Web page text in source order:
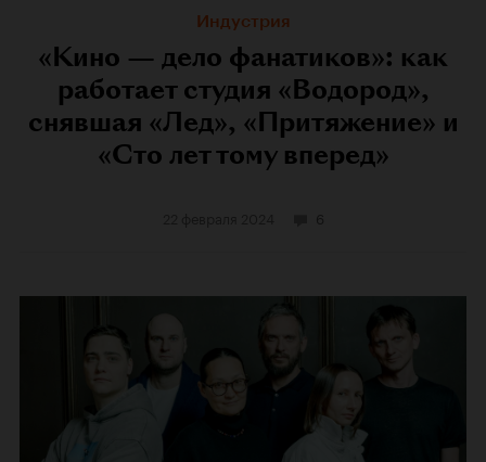
Индустрия
«Кино — дело фанатиков»: как
работает студия «Водород»,
снявшая «Лед», «Притяжение» и
«Сто лет тому вперед»